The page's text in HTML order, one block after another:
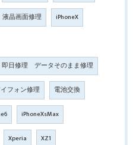
液晶画面修理 iPhoneX
日修理 データそのまま修理
フォン修理 電池交換
iPhoneXsMax
Xperia XZ1